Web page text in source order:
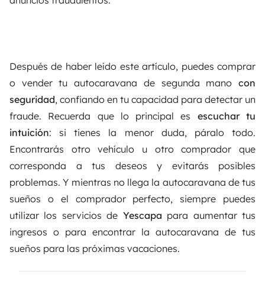
Después de haber leído este artículo, puedes comprar
o vender tu autocaravana de segunda mano con
seguridad, confiando en tu capacidad para detectar un
fraude. Recuerda que lo principal es escuchar tu
intuición: si tienes la menor duda, páralo todo.
Encontrarás otro vehículo u otro comprador que
corresponda a tus deseos y evitarás posibles
problemas. Y mientras no llega la autocaravana de tus
sueños o el comprador perfecto, siempre puedes
utilizar los servicios de Yescapa para aumentar tus
ingresos o para encontrar la autocaravana de tus
sueños para las próximas vacaciones.